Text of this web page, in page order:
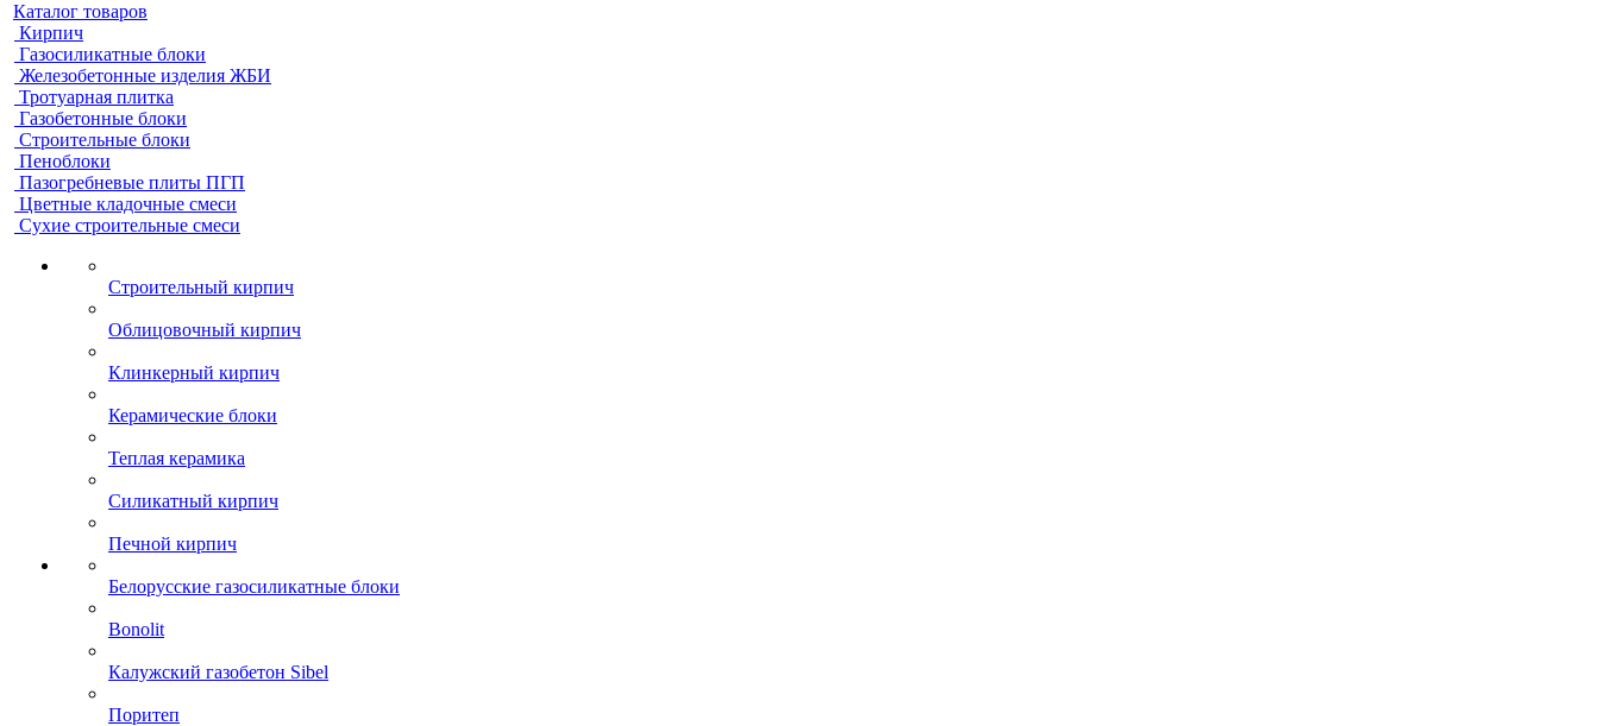
Каталог товаров
Кирпич
Газосиликатные блоки
Железобетонные изделия ЖБИ
Тротуарная плитка
Газобетонные блоки
Строительные блоки
Пеноблоки
Пазогребневые плиты ПГП
Цветные кладочные смеси
Сухие строительные смеси
Строительный кирпич
Облицовочный кирпич
Клинкерный кирпич
Керамические блоки
Теплая керамика
Силикатный кирпич
Печной кирпич
Белорусские газосиликатные блоки
Bonolit
Калужский газобетон Sibel
Поритеп